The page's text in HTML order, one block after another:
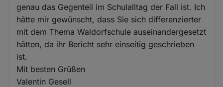
genau das Gegenteil im Schulalltag der Fall ist. Ich
hätte mir gewünscht, dass Sie sich differenzierter
mit dem Thema Waldorfschule auseinandergesetzt
hätten, da ihr Bericht sehr einseitig geschrieben
ist.
Mit besten Grüßen
Valentin Gesell